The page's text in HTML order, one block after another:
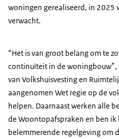
woningen gerealiseerd, in 2025
verwacht.
“Het is van groot belang om te
continuïteit in de woningbouw”,
van Volkshuisvesting en
aangenomen Wet regie op de
helpen. Daarnaast werken alle
de Woontopafspraken en ben ik
belemmerende regelgeving om